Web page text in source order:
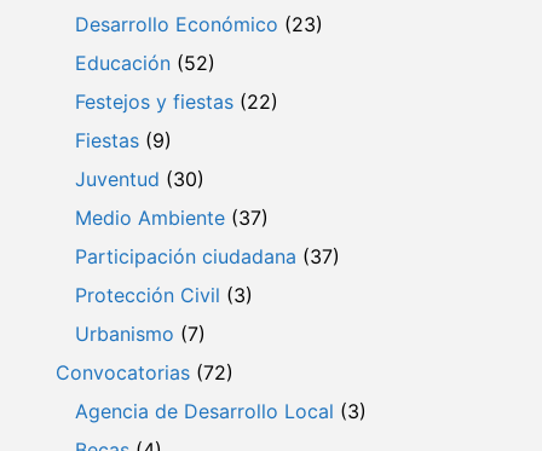
Desarrollo Económico (23)
Educación (52)
Festejos y fiestas (22)
Fiestas (9)
Juventud (30)
Medio Ambiente (37)
Participación ciudadana (37)
Protección Civil (3)
Urbanismo (7)
Convocatorias (72)
Agencia de Desarrollo Local (3)